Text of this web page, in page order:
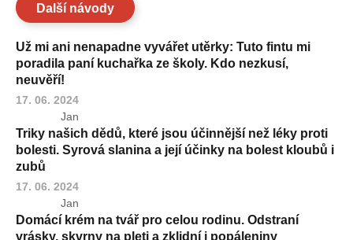
Další návody
Už mi ani nenapadne vyvářet utěrky: Tuto fintu mi
poradila paní kuchařka ze školy. Kdo nezkusí,
neuvěří!
17. 06. 2024
Jan
Triky našich dědů, které jsou účinnější než léky proti
bolesti. Syrová slanina a její účinky na bolest kloubů i
zubů
17. 06. 2024
Jan
Domácí krém na tvář pro celou rodinu. Odstraní
vrásky, skvrny na pleti a zklidní i popáleniny